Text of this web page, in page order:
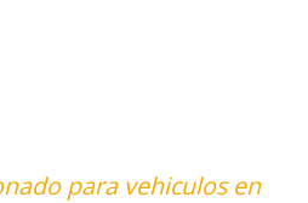
para vehiculos en